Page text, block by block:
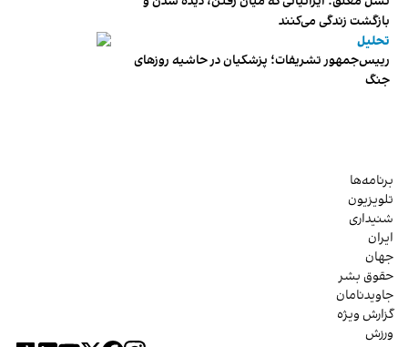
بازگشت زندگی می‌کنند
تحلیل
رییس‌جمهور تشریفات؛ پزشکیان در حاشیه روزهای
جنگ
برنامه‌ها
تلویزیون
شنیداری
ایران
جهان
حقوق بشر
جاویدنامان
گزارش ویژه
ورزش